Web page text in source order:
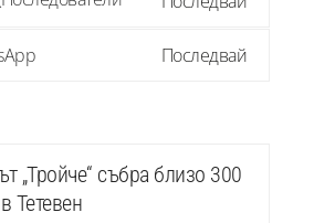
Последвай
„Тройче“ събра близо 300
Тетевен